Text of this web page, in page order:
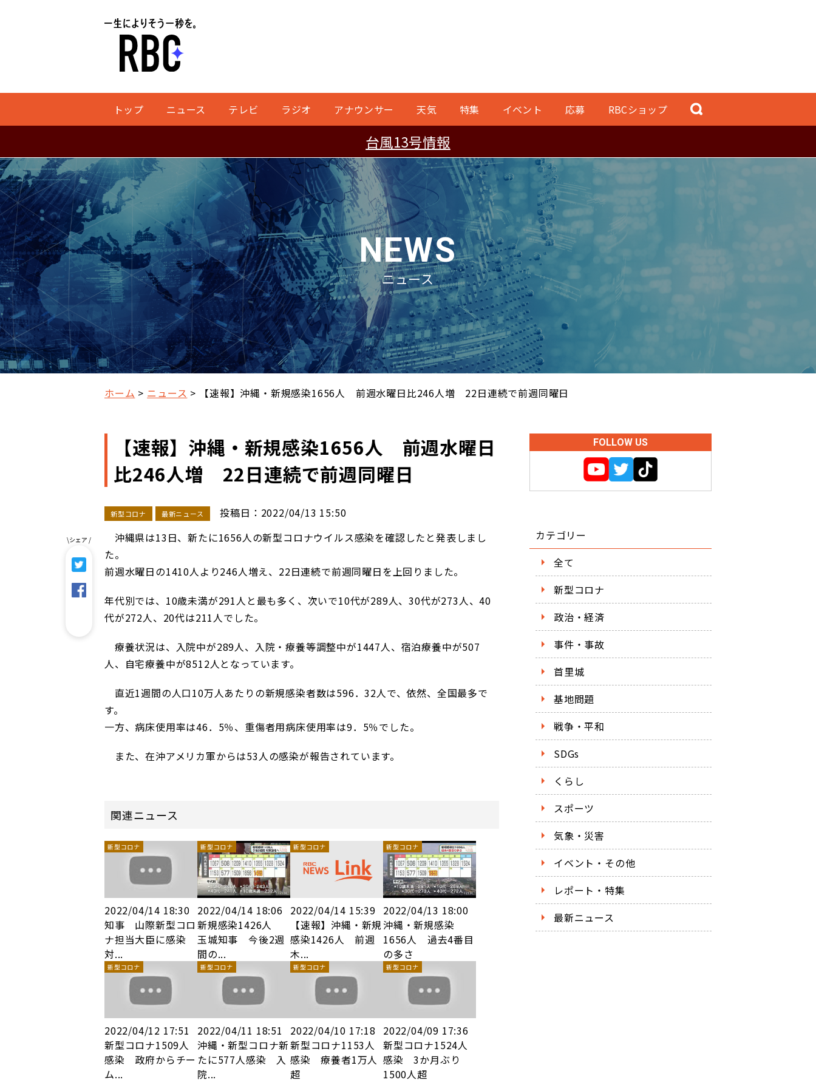
トップ ニュース テレビ ラジオ アナウンサー 天気 特集 イベント 応募 RBCショップ
台風13号情報
NEWS
ニュース
ホーム ニュース 【速報】沖縄・新規感染1656人 前週水曜日比246人増 22日連続で前週同曜日
【速報】沖縄・新規感染1656人 前週水曜日
比246人増 22日連続で前週同曜日
新型コロナ 最新ニュース
投稿日：2022/04/13 15:50
沖縄県は13日、新たに1656人の新型コロナウイルス感染を確認したと発表しまし
た。
前週水曜日の1410人より246人増え、22日連続で前週同曜日を上回りました。
年代別では、10歳未満が291人と最も多く、次いで10代が289人、30代が273人、40
代が272人、20代は211人でした。
療養状況は、入院中が289人、入院・療養等調整中が1447人、宿泊療養中が507
人、自宅療養中が8512人となっています。
直近1週間の人口10万人あたりの新規感染者数は596．32人で、依然、全国最多で
す。
一方、病床使用率は46．5％、重傷者用病床使用率は9．5％でした。
また、在沖アメリカ軍からは53人の感染が報告されています。
関連ニュース
新型コロナ
2022/04/14 18:30
知事 山際新型コロ
ナ担当大臣に感染
対...
新型コロナ
2022/04/14 18:06
新規感染1426人
玉城知事 今後2週
間の...
新型コロナ
2022/04/14 15:39
【速報】沖縄・新規
感染1426人 前週
木...
新型コロナ
2022/04/13 18:00
沖縄・新規感染
1656人 過去4番目
の多さ
新型コロナ
2022/04/12 17:51
新型コロナ1509人
感染 政府からチー
ム...
新型コロナ
2022/04/11 18:51
沖縄・新型コロナ新
たに577人感染 入
院...
新型コロナ
2022/04/10 17:18
新型コロナ1153人
感染 療養者1万人
超
新型コロナ
2022/04/09 17:36
新型コロナ1524人
感染 3か月ぶり
1500人超
FOLLOW US
カテゴリー
全て
新型コロナ
政治・経済
事件・事故
首里城
基地問題
戦争・平和
SDGs
くらし
スポーツ
気象・災害
イベント・その他
レポート・特集
最新ニュース